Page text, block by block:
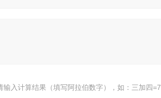
输入计算结果（填写阿拉伯数字），如：三加四=7